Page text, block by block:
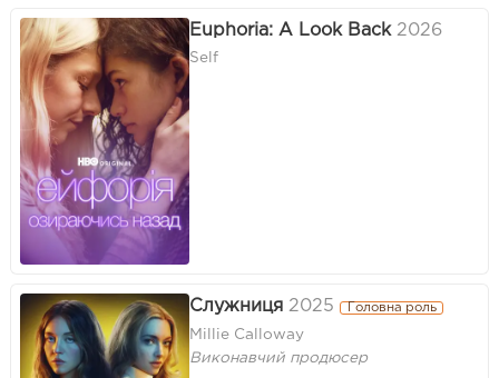
Euphoria: A Look Back 2026
Self
Служниця 2025 Головна роль
Millie Calloway
Виконавчий продюсер